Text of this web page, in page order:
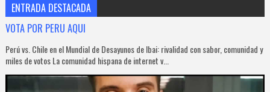
ENTRADA DESTACADA
VOTA POR PERU AQUI
Perú vs. Chile en el Mundial de Desayunos de Ibai: rivalidad con sabor, comunidad y
miles de votos La comunidad hispana de internet v...